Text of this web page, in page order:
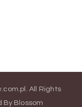
. All Rights
By Blossom